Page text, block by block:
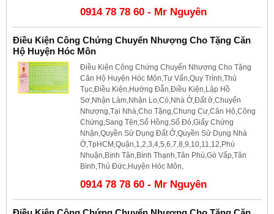
0914 78 78 60 - Mr Nguyên
Điều Kiện Công Chứng Chuyển Nhượng Cho Tặng Căn
Hộ Huyện Hóc Môn
Điều Kiện Công Chứng Chuyển Nhượng Cho Tặng
Căn Hộ Huyện Hóc Môn,Tư Vấn,Quy Trình,Thủ
Tục,Điều Kiện,Hướng Đẫn,Điều Kiện,Lập Hồ
Sơ,Nhận Làm,Nhận Lo,Có,Nhà Ở,Đất ở,Chuyển
Nhượng,Tại Nhà,Cho Tặng,Chung Cư,Căn Hộ,Công
Chứng,Sang Tên,Sổ Hồng,Sổ Đỏ,Giấy Chứng
Nhận,Quyền Sử Dụng Đất Ở,Quyền Sử Dụng Nhà
Ở,TpHCM,Quận,1,2,3,4,5,6,7,8,9,10,11,12,Phú
Nhuận,Bình Tân,Bình Thạnh,Tân Phú,Gò Vấp,Tân
Bình,Thủ Đức,Huyện Hóc Môn,
0914 78 78 60 - Mr Nguyên